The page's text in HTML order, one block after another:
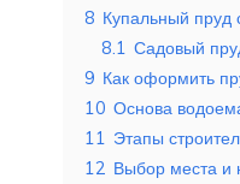
8 Купальный пруд
8.1 Садовый
9 Как оформить
10 Основа
11 Этапы
12 Выбор места и